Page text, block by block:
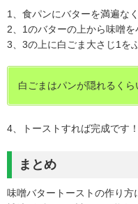
1、食パンにバターを満遍な
2、1のバターの上から味噌を
3、3の上に白ごま大さじ1を
白ごまはパンが隠れるく
4、トーストすれば完成です！
まとめ
味噌バタートーストの作り方